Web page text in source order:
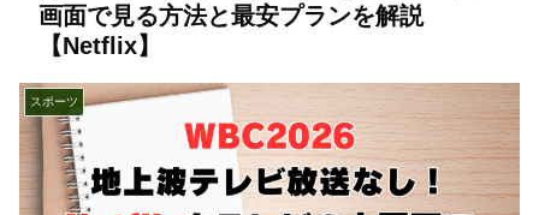
画面で見る方法と最安プランを解説
【Netflix】
スポーツ